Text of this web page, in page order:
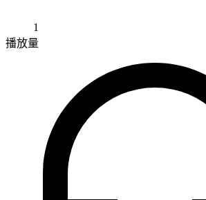
1
播放量